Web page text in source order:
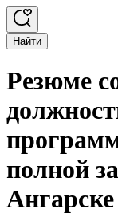
Найти
Резюме
полной
Ангарске